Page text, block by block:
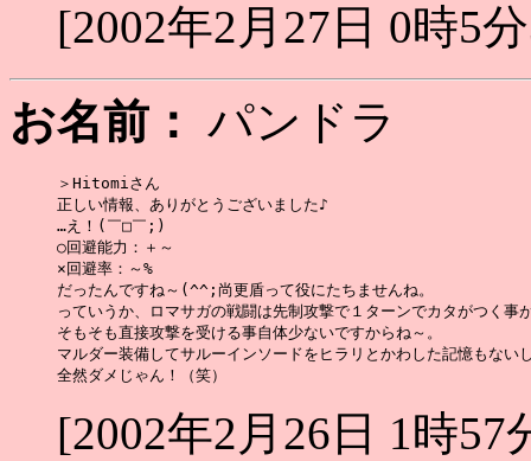
[2002年2月27日 0時5
お名前： パンドラ
＞Hitomiさん
正しい情報、ありがとうございました♪
…え！(￣□￣;)
○回避能力：＋～
×回避率：～%
だったんですね～(^^;尚更盾って役にたちませんね。
っていうか、ロマサガの戦闘は先制攻撃で１ターンでカタがつく事
そもそも直接攻撃を受ける事自体少ないですからね～。
マルダー装備してサルーインソードをヒラリとかわした記憶もない
[2002年2月26日 1時57